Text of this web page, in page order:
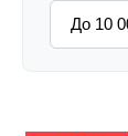
До 10